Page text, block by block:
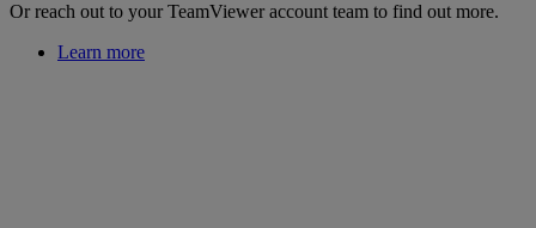
Or reach out to your TeamViewer account team to find out more.
Learn more